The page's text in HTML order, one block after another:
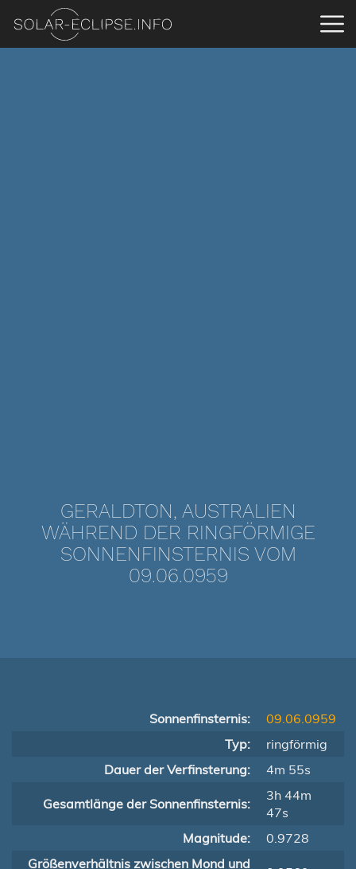
GERALDTON, AUSTRALIEN
WÄHREND DER RINGFÖRMIGE
SONNENFINSTERNIS VOM
09.06.0959
Sonnenfinsternis:
09.06.0959
Typ:
ringförmig
Dauer der Verfinsterung:
4m 55s
Gesamtlänge der Sonnenfinsternis:
3h 44m
47s
Magnitude:
0.9728
Größenverhältnis zwischen Mond und